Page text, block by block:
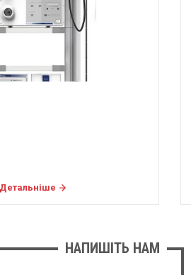
Детальніше
НАПИШІТЬ НАМ